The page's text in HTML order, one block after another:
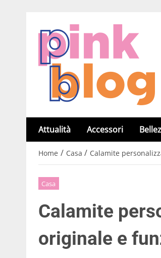
Attualità Accessori
Home / Casa / Calamite
Casa
Calamite
originale e